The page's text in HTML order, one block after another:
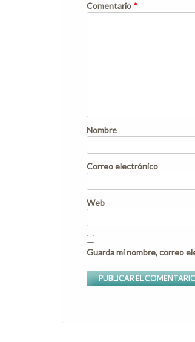
Comentario *
Nombre
Correo electrónico
Web
Guarda mi nombre, correo